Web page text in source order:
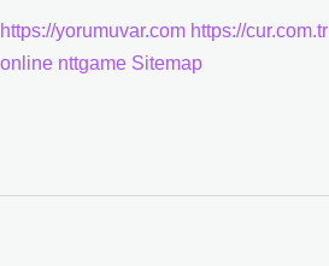
https://yorumuvar.com https://cur.com.tr
online nttgame Sitemap